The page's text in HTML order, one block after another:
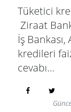
Tüketici
Ziraat
İş
kredileri
cevabı...